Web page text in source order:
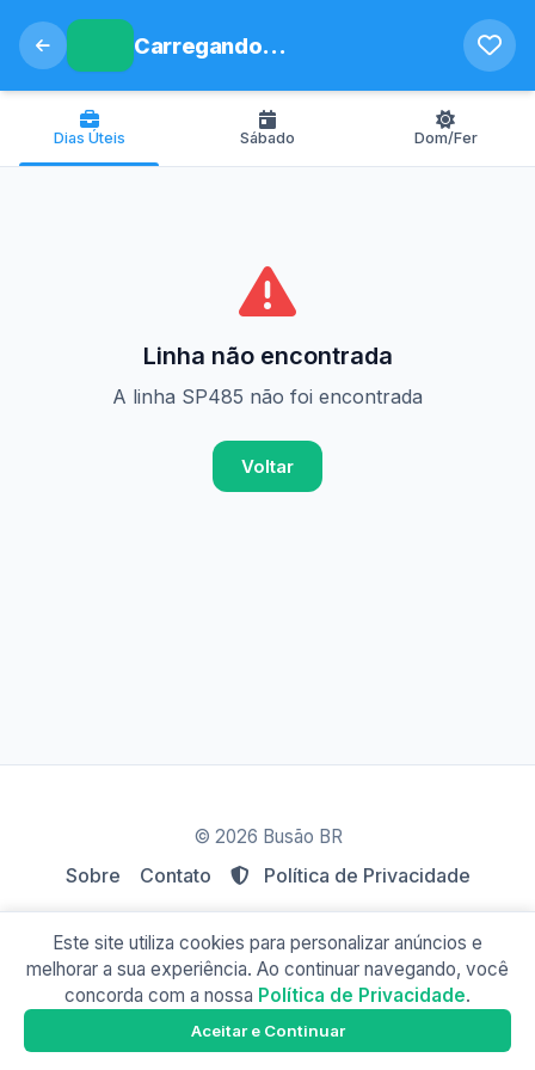
Carregando...
Dias Úteis Sábado Dom/Fer
Linha não encontrada
A linha SP485 não foi encontrada
Voltar
Baixe o app e tenha os horários offline!
© 2026 Busão BR
Sobre Contato Política de Privacidade
Este site utiliza cookies para personalizar anúncios e
melhorar a sua experiência. Ao continuar navegando, você
concorda com a nossa Política de Privacidade.
Aceitar e Continuar